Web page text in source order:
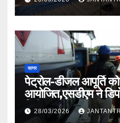
सागर
पेट्रोल-डीजल आपूर्ति
आयोजित,एसडीएम ने
निरीक्षण
28/03/2026